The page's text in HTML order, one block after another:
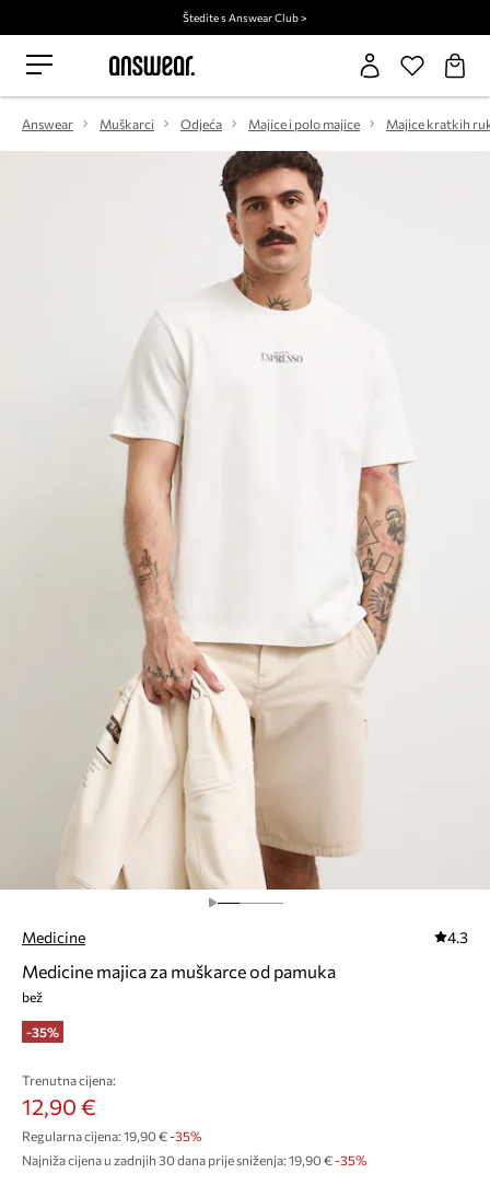
Štedite s Answear Club >
Answear Muškarci Odjeća Majice i polo majice Majice kratkih
Medicine 4.3
Medicine majica za muškarce od pamuka
bež
-35%
Trenutna cijena:
12,90 €
Regularna cijena: 19,90 €-35%
Najniža cijena u zadnjih 30 dana prije sniženja: 19,90 € -35%